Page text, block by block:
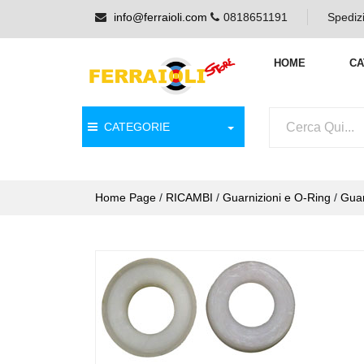
info@ferraioli.com 0818651191
HOME
CATEGORIE
Home Page / RICAMBI / Guarnizioni e O-Ring /